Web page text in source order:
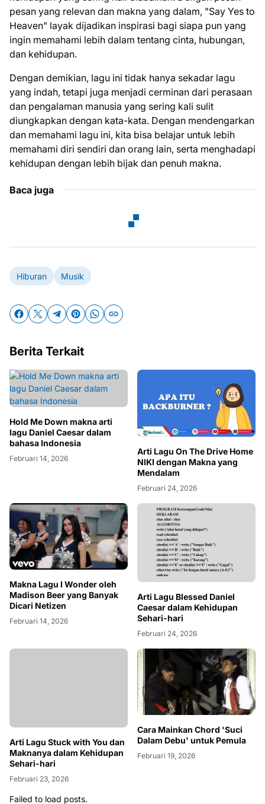
pesan yang relevan dan makna yang dalam, "Say Yes to
Heaven" layak dijadikan inspirasi bagi siapa pun yang
ingin memahami lebih dalam tentang cinta, hubungan,
dan kehidupan.
Dengan demikian, lagu ini tidak hanya sekadar lagu
yang indah, tetapi juga menjadi cerminan dari perasaan
dan pengalaman manusia yang sering kali sulit
diungkapkan dengan kata-kata. Dengan mendengarkan
dan memahami lagu ini, kita bisa belajar untuk lebih
memahami diri sendiri dan orang lain, serta menghadapi
kehidupan dengan lebih bijak dan penuh makna.
Baca juga
Hiburan Musik
Berita Terkait
Hold Me Down makna arti
lagu Daniel Caesar dalam
bahasa Indonesia
Februari 14, 2026
Arti Lagu On The Drive Home
NIKI dengan Makna yang
Mendalam
Februari 24, 2026
Makna Lagu I Wonder oleh
Madison Beer yang Banyak
Dicari Netizen
Februari 14, 2026
Arti Lagu Blessed Daniel
Caesar dalam Kehidupan
Sehari-hari
Februari 24, 2026
Arti Lagu Stuck with You dan
Maknanya dalam Kehidupan
Sehari-hari
Februari 23, 2026
Cara Mainkan Chord 'Suci
Dalam Debu' untuk Pemula
Februari 19, 2026
Failed to load posts.